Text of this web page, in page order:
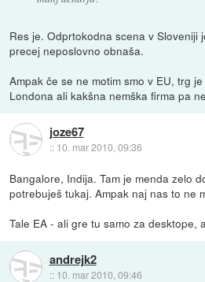
Res je. Odprtokodna scena v Sloveniji
precej neposlovno obnaša.
Ampak če se ne motim smo v EU, trg
Londona ali kakšna nemška firma pa
joze67
:: 10. mar 2010, 09:36
Bangalore, Indija. Tam je menda zelo
potrebuješ tukaj. Ampak naj nas to ne
Tale EA - ali gre tu samo za desktope,
andrejk2
:: 10. mar 2010, 09:46